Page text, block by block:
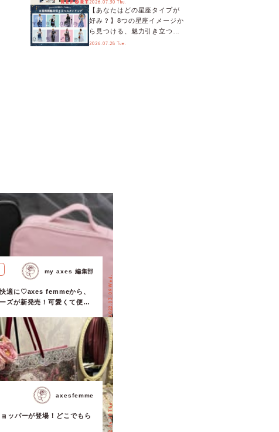
適に♡axes femmeから、
ズが新発売！可愛くて便利
2022.03.09 Wed.
my axes 編集部
ッパーが登場！どこでもら
2022.04.28 Thu.
axesfemme
メントも♬【海外イベントレ
ポート】
2026.07.30 Thu.
【あなたはどの星座タイプが
好み？】8つの星座イメージか
ら見つける、魅力引き立つス
タイリング♡
2026.07.28 Tue.